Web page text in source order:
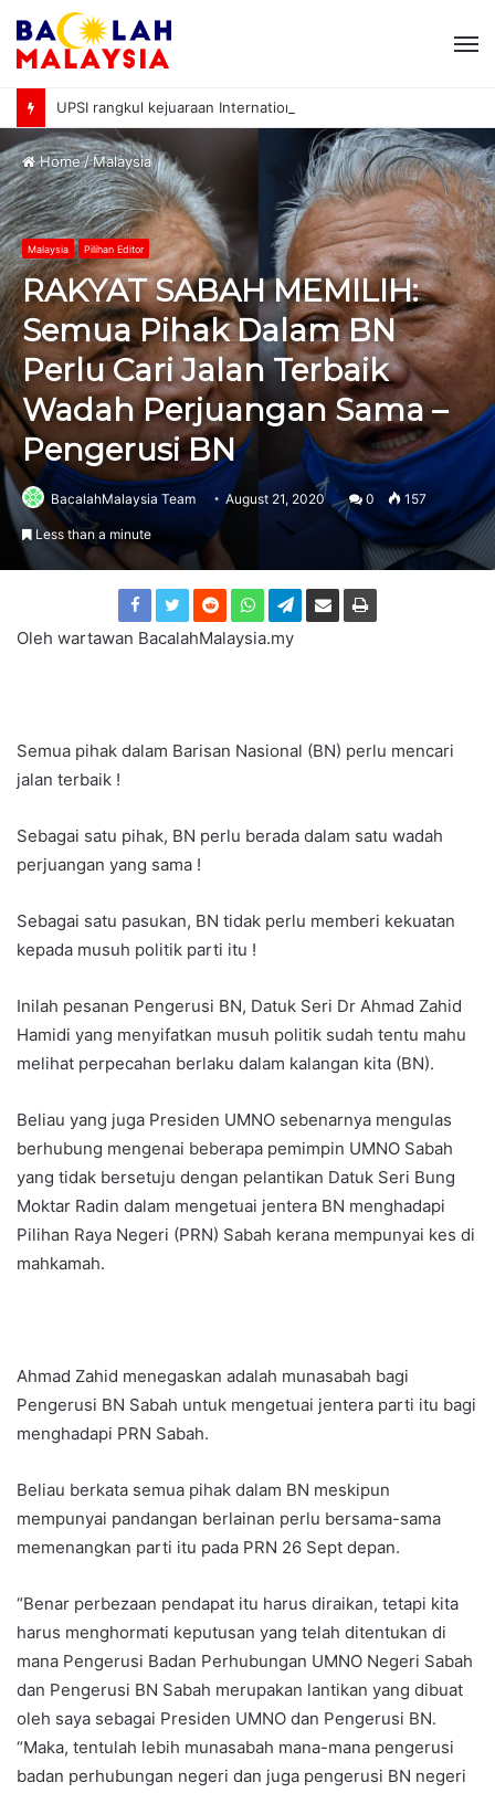
Home/Malaysia
Malaysia Pilihan Editor
RAKYAT SABAH MEMILIH:
Semua Pihak Dalam BN
Perlu Cari Jalan Terbaik
Wadah Perjuangan Sama –
Pengerusi BN
BacalahMalaysia Team August 21, 2020 0 157
Less than a minute
Oleh wartawan BacalahMalaysia.my
Semua pihak dalam Barisan Nasional (BN) perlu mencari
jalan terbaik !
Sebagai satu pihak, BN perlu berada dalam satu wadah
perjuangan yang sama !
Sebagai satu pasukan, BN tidak perlu memberi kekuatan
kepada musuh politik parti itu !
Inilah pesanan Pengerusi BN, Datuk Seri Dr Ahmad Zahid
Hamidi yang menyifatkan musuh politik sudah tentu mahu
melihat perpecahan berlaku dalam kalangan kita (BN).
Beliau yang juga Presiden UMNO sebenarnya mengulas
berhubung mengenai beberapa pemimpin UMNO Sabah
yang tidak bersetuju dengan pelantikan Datuk Seri Bung
Moktar Radin dalam mengetuai jentera BN menghadapi
Pilihan Raya Negeri (PRN) Sabah kerana mempunyai kes di
mahkamah.
Ahmad Zahid menegaskan adalah munasabah bagi
Pengerusi BN Sabah untuk mengetuai jentera parti itu bagi
menghadapi PRN Sabah.
Beliau berkata semua pihak dalam BN meskipun
mempunyai pandangan berlainan perlu bersama-sama
memenangkan parti itu pada PRN 26 Sept depan.
“Benar perbezaan pendapat itu harus diraikan, tetapi kita
harus menghormati keputusan yang telah ditentukan di
mana Pengerusi Badan Perhubungan UMNO Negeri Sabah
dan Pengerusi BN Sabah merupakan lantikan yang dibuat
oleh saya sebagai Presiden UMNO dan Pengerusi BN.
“Maka, tentulah lebih munasabah mana-mana pengerusi
badan perhubungan negeri dan juga pengerusi BN negeri